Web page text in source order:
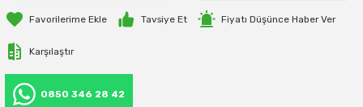
Tavsiye Et Fiyatı Düşünce Haber Ver
Karşılaştır
0850 346 28 42